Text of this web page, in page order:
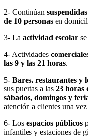
2- Continúan suspendidas
de 10 personas en
3- La actividad escolar
4- Actividades
las 9 y las 21 horas.
5- Bares, restaurantes y
sus puertas a las 23 horas
sábados, domingos y
atención a clientes una vez
6- Los espacios públicos
infantiles y estaciones de